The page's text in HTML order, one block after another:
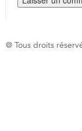
@ Tous droits